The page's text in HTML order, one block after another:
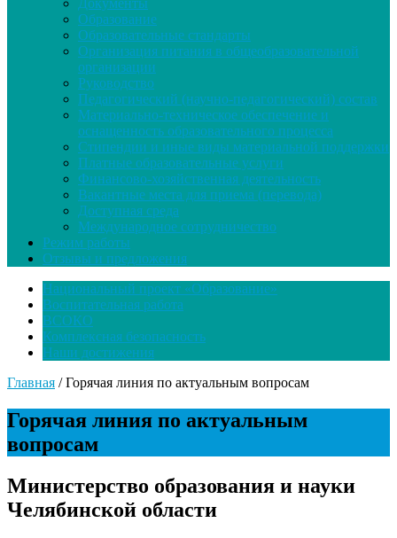
Документы
Образование
Образовательные стандарты
Организация питания в общеобразовательной
организации
Руководство
Педагогический (научно-педагогический) состав
Материально-техническое обеспечение и
оснащенность образовательного процесса
Стипендии и иные виды материальной поддержки
Платные образовательные услуги
Финансово-хозяйственная деятельность
Вакантные места для приема (перевода)
Доступная среда
Международное сотрудничество
Режим работы
Отзывы и предложения
Национальный проект «Образование»
Воспитательная работа
ВСОКО
Комплексная безопасность
Наши достижения
Главная /Горячая линия по актуальным вопросам
Горячая линия по актуальным
вопросам
Министерство образования и науки
Челябинской области